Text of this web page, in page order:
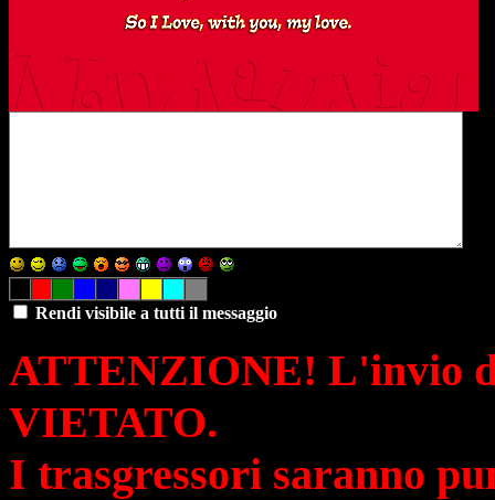
Rendi visibile a tutti il messaggio
ATTENZIONE! L'invio
VIETATO.
I trasgressori saranno